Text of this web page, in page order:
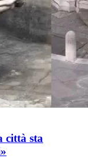
città sta